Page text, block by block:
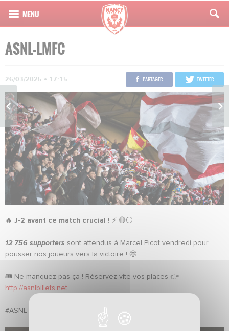
ASNL-LMFC
26/03/2025 • 17:15 PARTAGER TWEETER
🔥 J-2 avant ce match crucial ! ⚡️ 🔴⚪
12 756 supporters sont attendus à Marcel Picot vendredi pour
pousser nos joueurs vers la victoire ! 🤩
🎟️ Ne manquez pas ça ! Réservez vite vos places 👉
http://asnlbillets.net
#ASNL | #NationalFFF I #TOUSAPICOT